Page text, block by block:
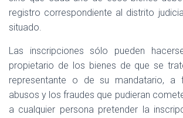
registro correspondiente al distrito
situado.
Las inscripciones sólo pueden
propietario de los bienes de que se
representante o de su mandatario, a
abusos y los fraudes que pudieran
a cualquier persona pretender la